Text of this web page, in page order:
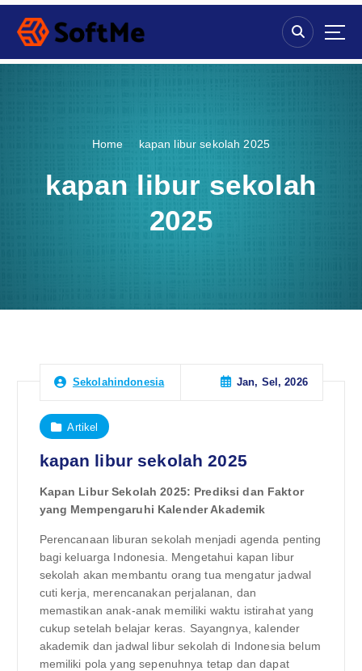
S
p
Home kapan libur sekolah 2025
kapan libur sekolah
2025
Sekolahindonesia Jan, Sel, 2026
Artikel
kapan libur sekolah 2025
Kapan Libur Sekolah 2025: Prediksi dan Faktor
yang Mempengaruhi Kalender Akademik
Perencanaan liburan sekolah menjadi agenda penting
bagi keluarga Indonesia. Mengetahui kapan libur
sekolah akan membantu orang tua mengatur jadwal
cuti kerja, merencanakan perjalanan, dan
memastikan anak-anak memiliki waktu istirahat yang
cukup setelah belajar keras. Sayangnya, kalender
akademik dan jadwal libur sekolah di Indonesia belum
memiliki pola yang sepenuhnya tetap dan dapat